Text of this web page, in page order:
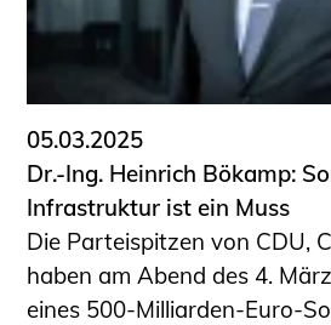
Wissenswertes für Studierende
Wettbewerbe für Studierende
BLING.BLING.
Kammer Newsletter
Presse
Kontakt und Anfahrt
Impressum
Datenschutz
05.03.2025
Dr.-Ing. Heinrich Bökamp:
Infrastruktur ist ein Muss
Die Parteispitzen von CDU,
haben am Abend des 4.
eines 500-Milliarden-Euro-